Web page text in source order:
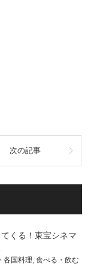
次の記事
くる！東宝シネマ
各国料理, 食べる・飲む